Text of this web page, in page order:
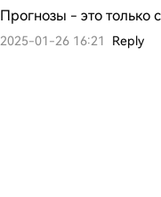
Прогнозы - это только
2025-01-26 16:21 Reply